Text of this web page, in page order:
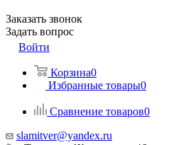
Заказать звонок
Задать вопрос
Войти
Корзина0
Избранные товары0
Сравнение товаров0
slamitver@yandex.ru